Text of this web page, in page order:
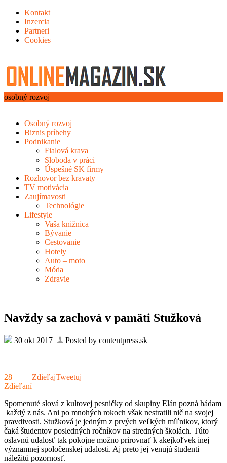
Kontakt
Inzercia
Partneri
Cookies
osobný rozvoj
Osobný rozvoj
Biznis príbehy
Podnikanie
Fialová krava
Sloboda v práci
Úspešné SK firmy
Rozhovor bez kravaty
TV motivácia
Zaujímavosti
Technológie
Lifestyle
Vaša knižnica
Bývanie
Cestovanie
Hotely
Auto – moto
Móda
Zdravie
Navždy sa zachová v pamäti Stužková
30 okt 2017 Posted by contentpress.sk
28
Zdieľaní
ZdieľajTweetuj
Spomenuté slová z kultovej pesničky od skupiny Elán pozná hádam
každý z nás. Ani po mnohých rokoch však nestratili nič na svojej
pravdivosti. Stužková je jedným z prvých veľkých míľnikov, ktorý
čaká študentov posledných ročníkov na stredných školách. Túto
oslavnú udalosť tak pokojne možno prirovnať k akejkoľvek inej
významnej spoločenskej udalosti. Aj preto jej venujú študenti
náležitú pozornosť.